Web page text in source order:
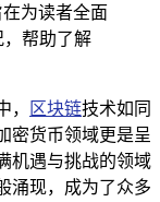
为读者全面
，帮助了解
， 区块链技术如同
密货币领域更是呈
机遇与挑战的领域
涌现，成为了众多